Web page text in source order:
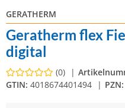
GERATHERM
Geratherm flex
digital
(0)
GTIN: 4018674401494 PZN: